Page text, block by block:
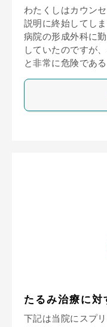
わたくしはカウン
説明に終始してし
病院の形成外科に
していたのですが
と非常に危険であ
たるみ治療に対
下記は当院にスプ